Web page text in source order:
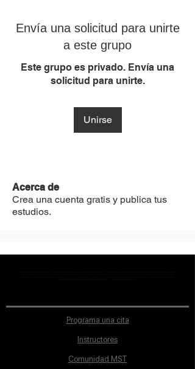
Envía una solicitud para unirte
a este grupo
Este grupo es privado. Envía una
solicitud para unirte.
Unirse
Acerca de
Crea una cuenta gratis y publica tus
estudios.
Programa una cita
Instructores
Comunidad MST